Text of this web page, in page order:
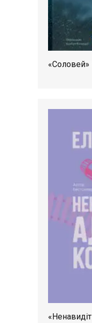
«Соловей»